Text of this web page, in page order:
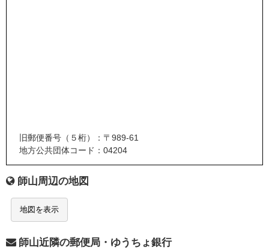
旧郵便番号（５桁）：〒989-61
地方公共団体コード：04204
師山周辺の地図
地図を表示
師山近隣の郵便局・ゆうちょ銀行